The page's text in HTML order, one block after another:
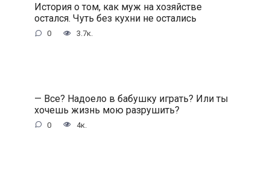
История о том, как муж на хозяйстве
остался. Чуть без кухни не остались
0 3.7к.
— Все? Надоело в бабушку играть? Или ты
хочешь жизнь мою разрушить?
0 4к.